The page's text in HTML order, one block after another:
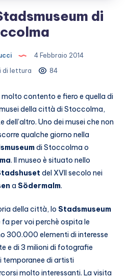
di
4 Febbraio 2014
di lettura
84
molto contento e fiero e quella di
della città di Stoccolma,
dell’altro. Uno dei musei che non
qualche giorno nella
di Stoccolma o
. Il museo è situato nello
del XVII secolo nei
a Södermalm.
della città, lo Stadsmuseum
fa per voi perchè ospita le
300.000 elementi di interesse
e di 3 milioni di fotografie
temporanee di artisti
molto interessanti. La visita